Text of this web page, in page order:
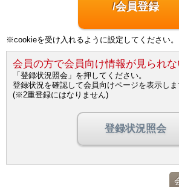
/会員登録
※cookieを受け入れるように設定してください。
会員の方で会員向け情報が見られ
「登録状況照会」を押してください。
登録状況を確認して会員向けページを表示しま
(※2重登録にはなりません)
登録状況照会